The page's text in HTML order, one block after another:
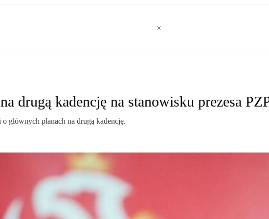
drugą kadencję na stanowisku prezesa
głównych planach na drugą kadencję.